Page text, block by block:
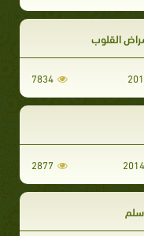
القلوب
7834
2877